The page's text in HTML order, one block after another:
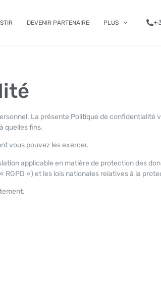
DEVENIR PARTENAIRE PLUS
La présente Politique de confidentialité
quelles fins.
vous pouvez les exercer.
applicable en matière de protection des
») et les lois nationales relatives à la